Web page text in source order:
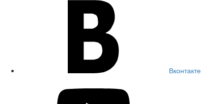
Вконтакте